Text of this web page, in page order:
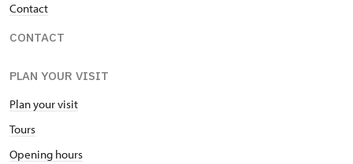
Contact
CONTACT
PLAN YOUR VISIT
Plan your visit
Tours
Opening hours